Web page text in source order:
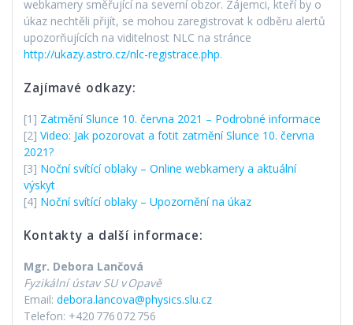
webkamery směřující na severní obzor. Zájemci, kteří by o
úkaz nechtěli přijít, se mohou zaregistrovat k odběru alertů
upozorňujících na viditelnost NLC na stránce
http://ukazy.astro.cz/nlc-registrace.php.
Zajímavé odkazy:
[1] Zatmění Slunce 10. června 2021 – Podrobné informace
[2] Video: Jak pozorovat a fotit zatmění Slunce 10. června
2021?
[3] Noční svítící oblaky – Online webkamery a aktuální
výskyt
[4] Noční svítící oblaky – Upozornění na úkaz
Kontakty a další informace:
Mgr. Debora Lančová
Fyzikální ústav SU v Opavě
Email: debora.lancova@physics.slu.cz
Telefon: +420 776 072 756